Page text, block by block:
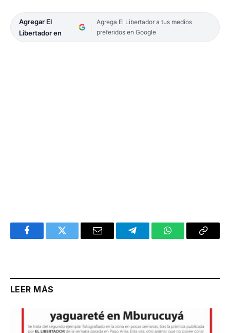
Agregar El
Libertador en
Agrega El Libertador a tus medios
preferidos en Google
FacebookTwitter Email TelegramWhatsAppCopy
LEER MÁS